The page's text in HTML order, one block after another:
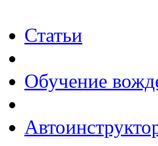
Статьи
Обучение